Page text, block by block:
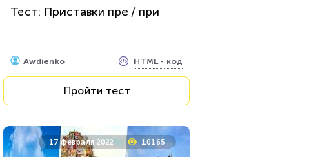
Тест: Приставки пре / при
Awdienko HTML - код
Пройти тест
17 февраля 2022 10165